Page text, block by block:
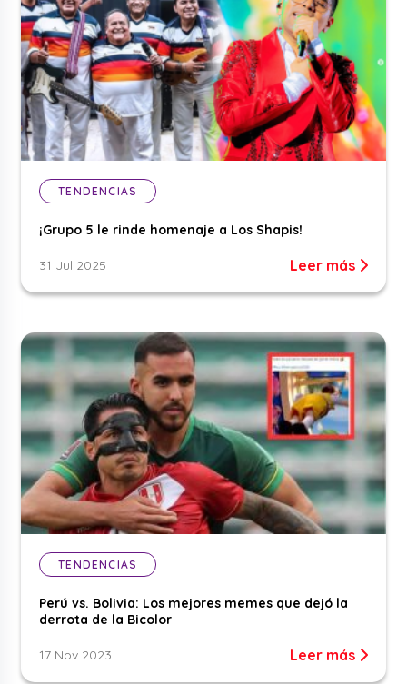
TENDENCIAS
¡Grupo 5 le rinde homenaje a Los Shapis!
31 Jul 2025 Leer más
TENDENCIAS
Perú vs. Bolivia: Los mejores memes que dejó la
derrota de la Bicolor
17 Nov 2023 Leer más